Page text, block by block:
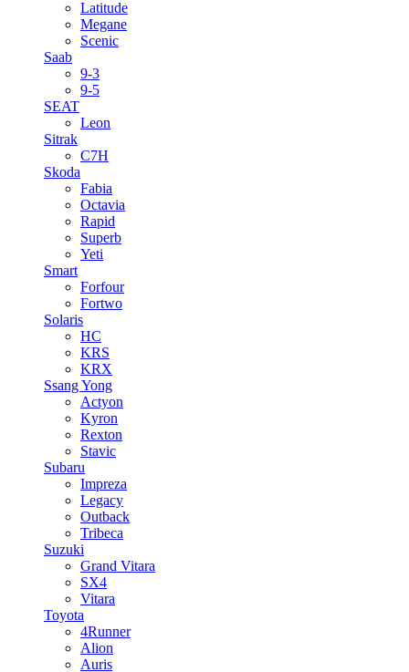
Latitude
Megane
Scenic
Saab
9-3
9-5
SEAT
Leon
Sitrak
C7H
Skoda
Fabia
Octavia
Rapid
Superb
Yeti
Smart
Forfour
Fortwo
Solaris
HC
KRS
KRX
Ssang Yong
Actyon
Kyron
Rexton
Stavic
Subaru
Impreza
Legacy
Outback
Tribeca
Suzuki
Grand Vitara
SX4
Vitara
Toyota
4Runner
Alion
Auris